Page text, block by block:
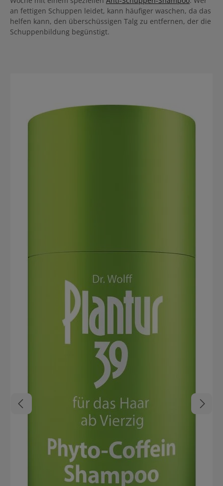
gepflegt. Plantur 39 Phyto-Coffein-Shampoo für coloriertes Haar
Anwendung Damit genügend Coffein zur Haarwurzel gelangt,
sollte man das Shampoo mindestens 2 Minuten einwirken lassen -
vom Auftragen bis zum Ausspülen.
an fettigen Schuppen leidet, kann häufiger waschen, da das
helfen kann, den überschüssigen Talg zu entfernen, der die
Schuppenbildung begünstigt.